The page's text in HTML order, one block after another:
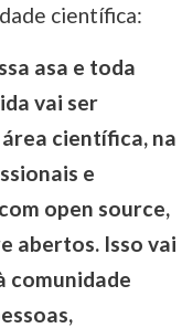
científica:
asa e toda
vai ser
científica, na
e
open source,
abertos. Isso vai
comunidade